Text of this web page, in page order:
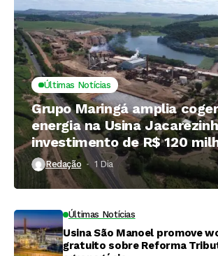
Últimas Notícias
Grupo Maringá amplia
energia na Usina
investimento de R$ 120
Redação 1 Dia ⁮
Últimas Notícias
Usina São Manoel promove
gratuito sobre Reforma